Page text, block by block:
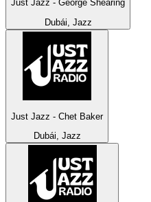
Just Jazz - George Shearing
Dubái, Jazz
Just Jazz - Chet Baker
Dubái, Jazz